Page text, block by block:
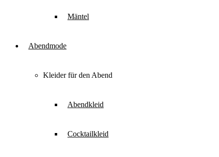
Mäntel
Abendmode
Kleider für den Abend
Abendkleid
Cocktailkleid